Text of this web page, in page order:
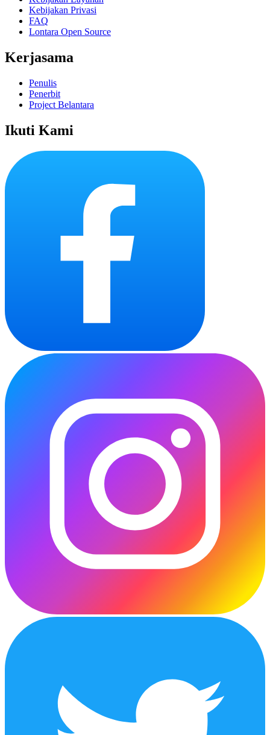
Kebijakan Privasi
FAQ
Lontara Open Source
Kerjasama
Penulis
Penerbit
Project Belantara
Ikuti Kami